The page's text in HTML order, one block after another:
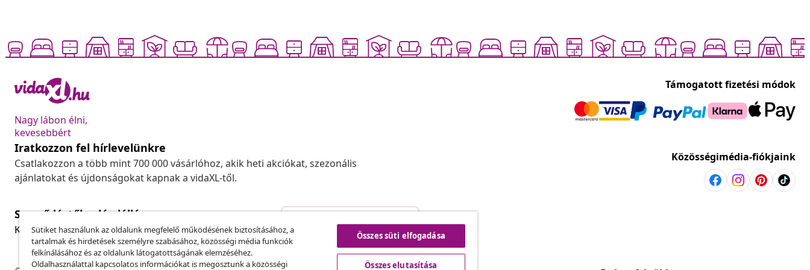
Nagy lábon élni,
kevesebbért
Támogatott fizetési módok
Iratkozzon fel hírlevelünkre
Csatlakozzon a több mint 700 000 vásárlóhoz, akik heti akciókat, szezonális
ajánlatokat és újdonságokat kapnak a vidaXL-től.
Közösségimédia-fiókjaink
Szerződéstől való elállás
Küldj be egy rendelés lemondására vonatkozó kérelmet.
Szerződéstől való elállás
Sütiket használunk az oldalunk megfelelő működésének biztosításához, a
tartalmak és hirdetések személyre szabásához, közösségi média funkciók
felkínálásához és az oldalunk látogatottságának elemzéséhez.
Oldalhasználattal kapcsolatos információkat is megosztunk a közösségi
Összes süti elfogadása
Összes elutasítása